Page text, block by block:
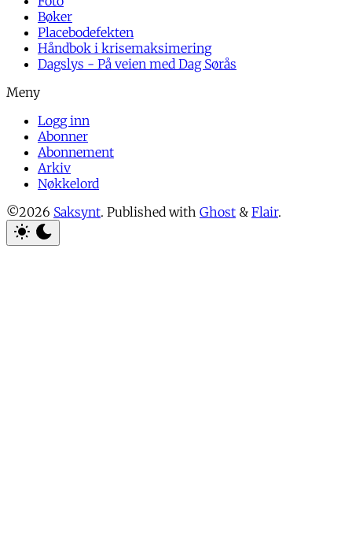
Bøker
Placebodefekten
Håndbok i krisemaksimering
Dagslys - På veien med Dag Sørås
Logg inn
Abonner
Abonnement
Arkiv
Nøkkelord
©2026 Saksynt. Published with Ghost & Flair.